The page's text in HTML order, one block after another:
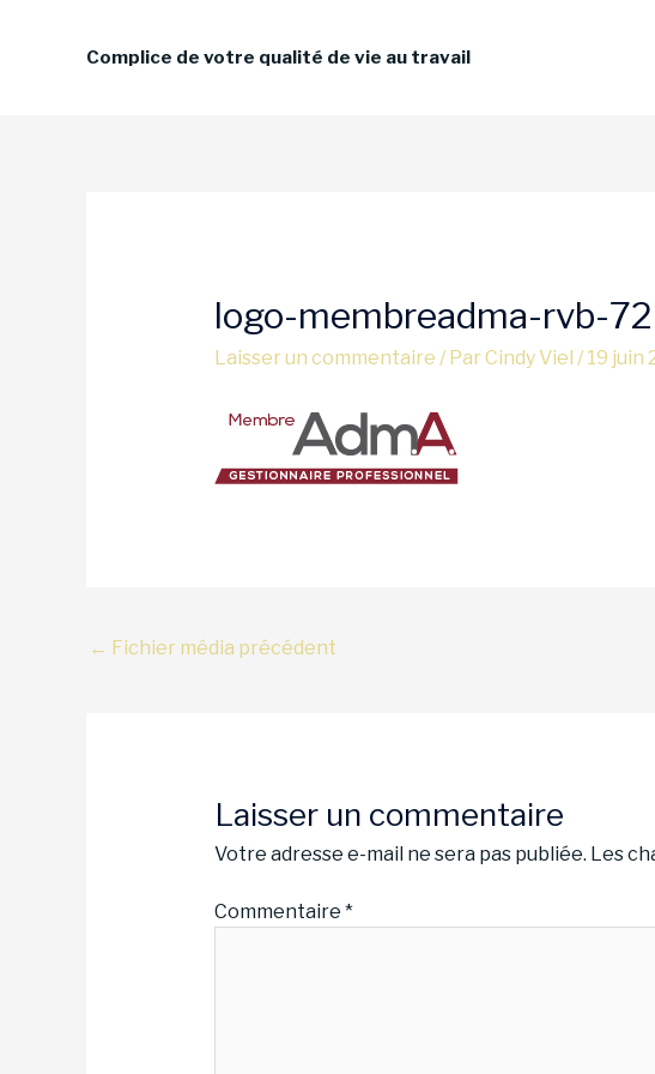
Complice de votre qualité de vie au travail
logo-membreadma-rvb-
Laisser un commentaire / ParCindy Viel / 19 juin
← Fichier média précédent
Laisser un commentaire
Votre adresse e-mail ne sera pas publiée. Les
Commentaire *